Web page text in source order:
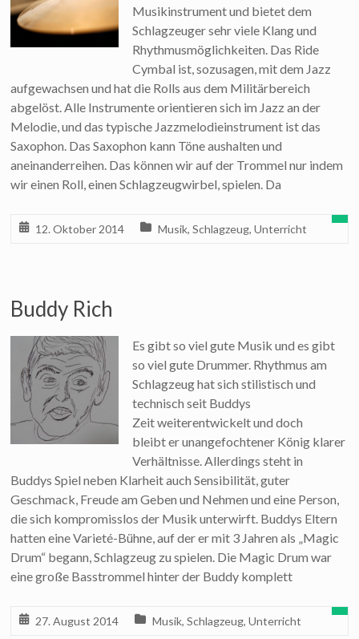
Musikinstrument und bietet dem
Schlagzeuger sehr viele Klang und
Rhythmusmöglichkeiten. Das Ride
Cymbal ist, sozusagen, mit dem Jazz
aufgewachsen und hat die Rolls aus dem Militärbereich
abgelöst. Alle Instrumente orientieren sich im Jazz an der
Melodie, und das typische Jazzmelodieinstrument ist das
Saxophon. Das Saxophon kann Töne aushalten und
aneinanderreihen. Das können wir auf der Trommel nur indem
wir einen Roll, einen Schlagzeugwirbel, spielen. Da
12. Oktober 2014 Musik,Schlagzeug,Unterricht
Buddy Rich
Es gibt so viel gute Musik und es gibt
so viel gute Drummer. Rhythmus am
Schlagzeug hat sich stilistisch und
technisch seit Buddys
Zeit weiterentwickelt und doch
bleibt er unangefochtener König klarer
Verhältnisse. Allerdings steht in
Buddys Spiel neben Klarheit auch Sensibilität, guter
Geschmack, Freude am Geben und Nehmen und eine Person,
die sich kompromisslos der Musik unterwirft. Buddys Eltern
hatten eine Varieté-Bühne, auf der er mit 3 Jahren als „Magic
Drum“ begann, Schlagzeug zu spielen. Die Magic Drum war
eine große Basstrommel hinter der Buddy komplett
27. August 2014 Musik,Schlagzeug,Unterricht